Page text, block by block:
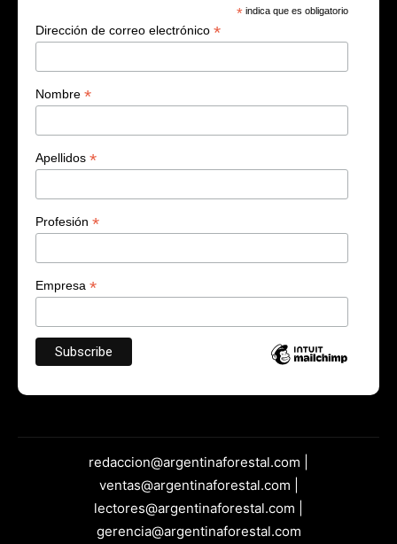
* indica que es obligatorio
Dirección de correo electrónico *
Nombre *
Apellidos *
Profesión *
Empresa *
redaccion@argentinaforestal.com |
ventas@argentinaforestal.com |
lectores@argentinaforestal.com |
gerencia@argentinaforestal.com